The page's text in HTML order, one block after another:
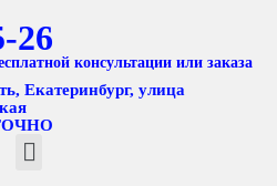
26
консультации или заказа
Екатеринбург, улица